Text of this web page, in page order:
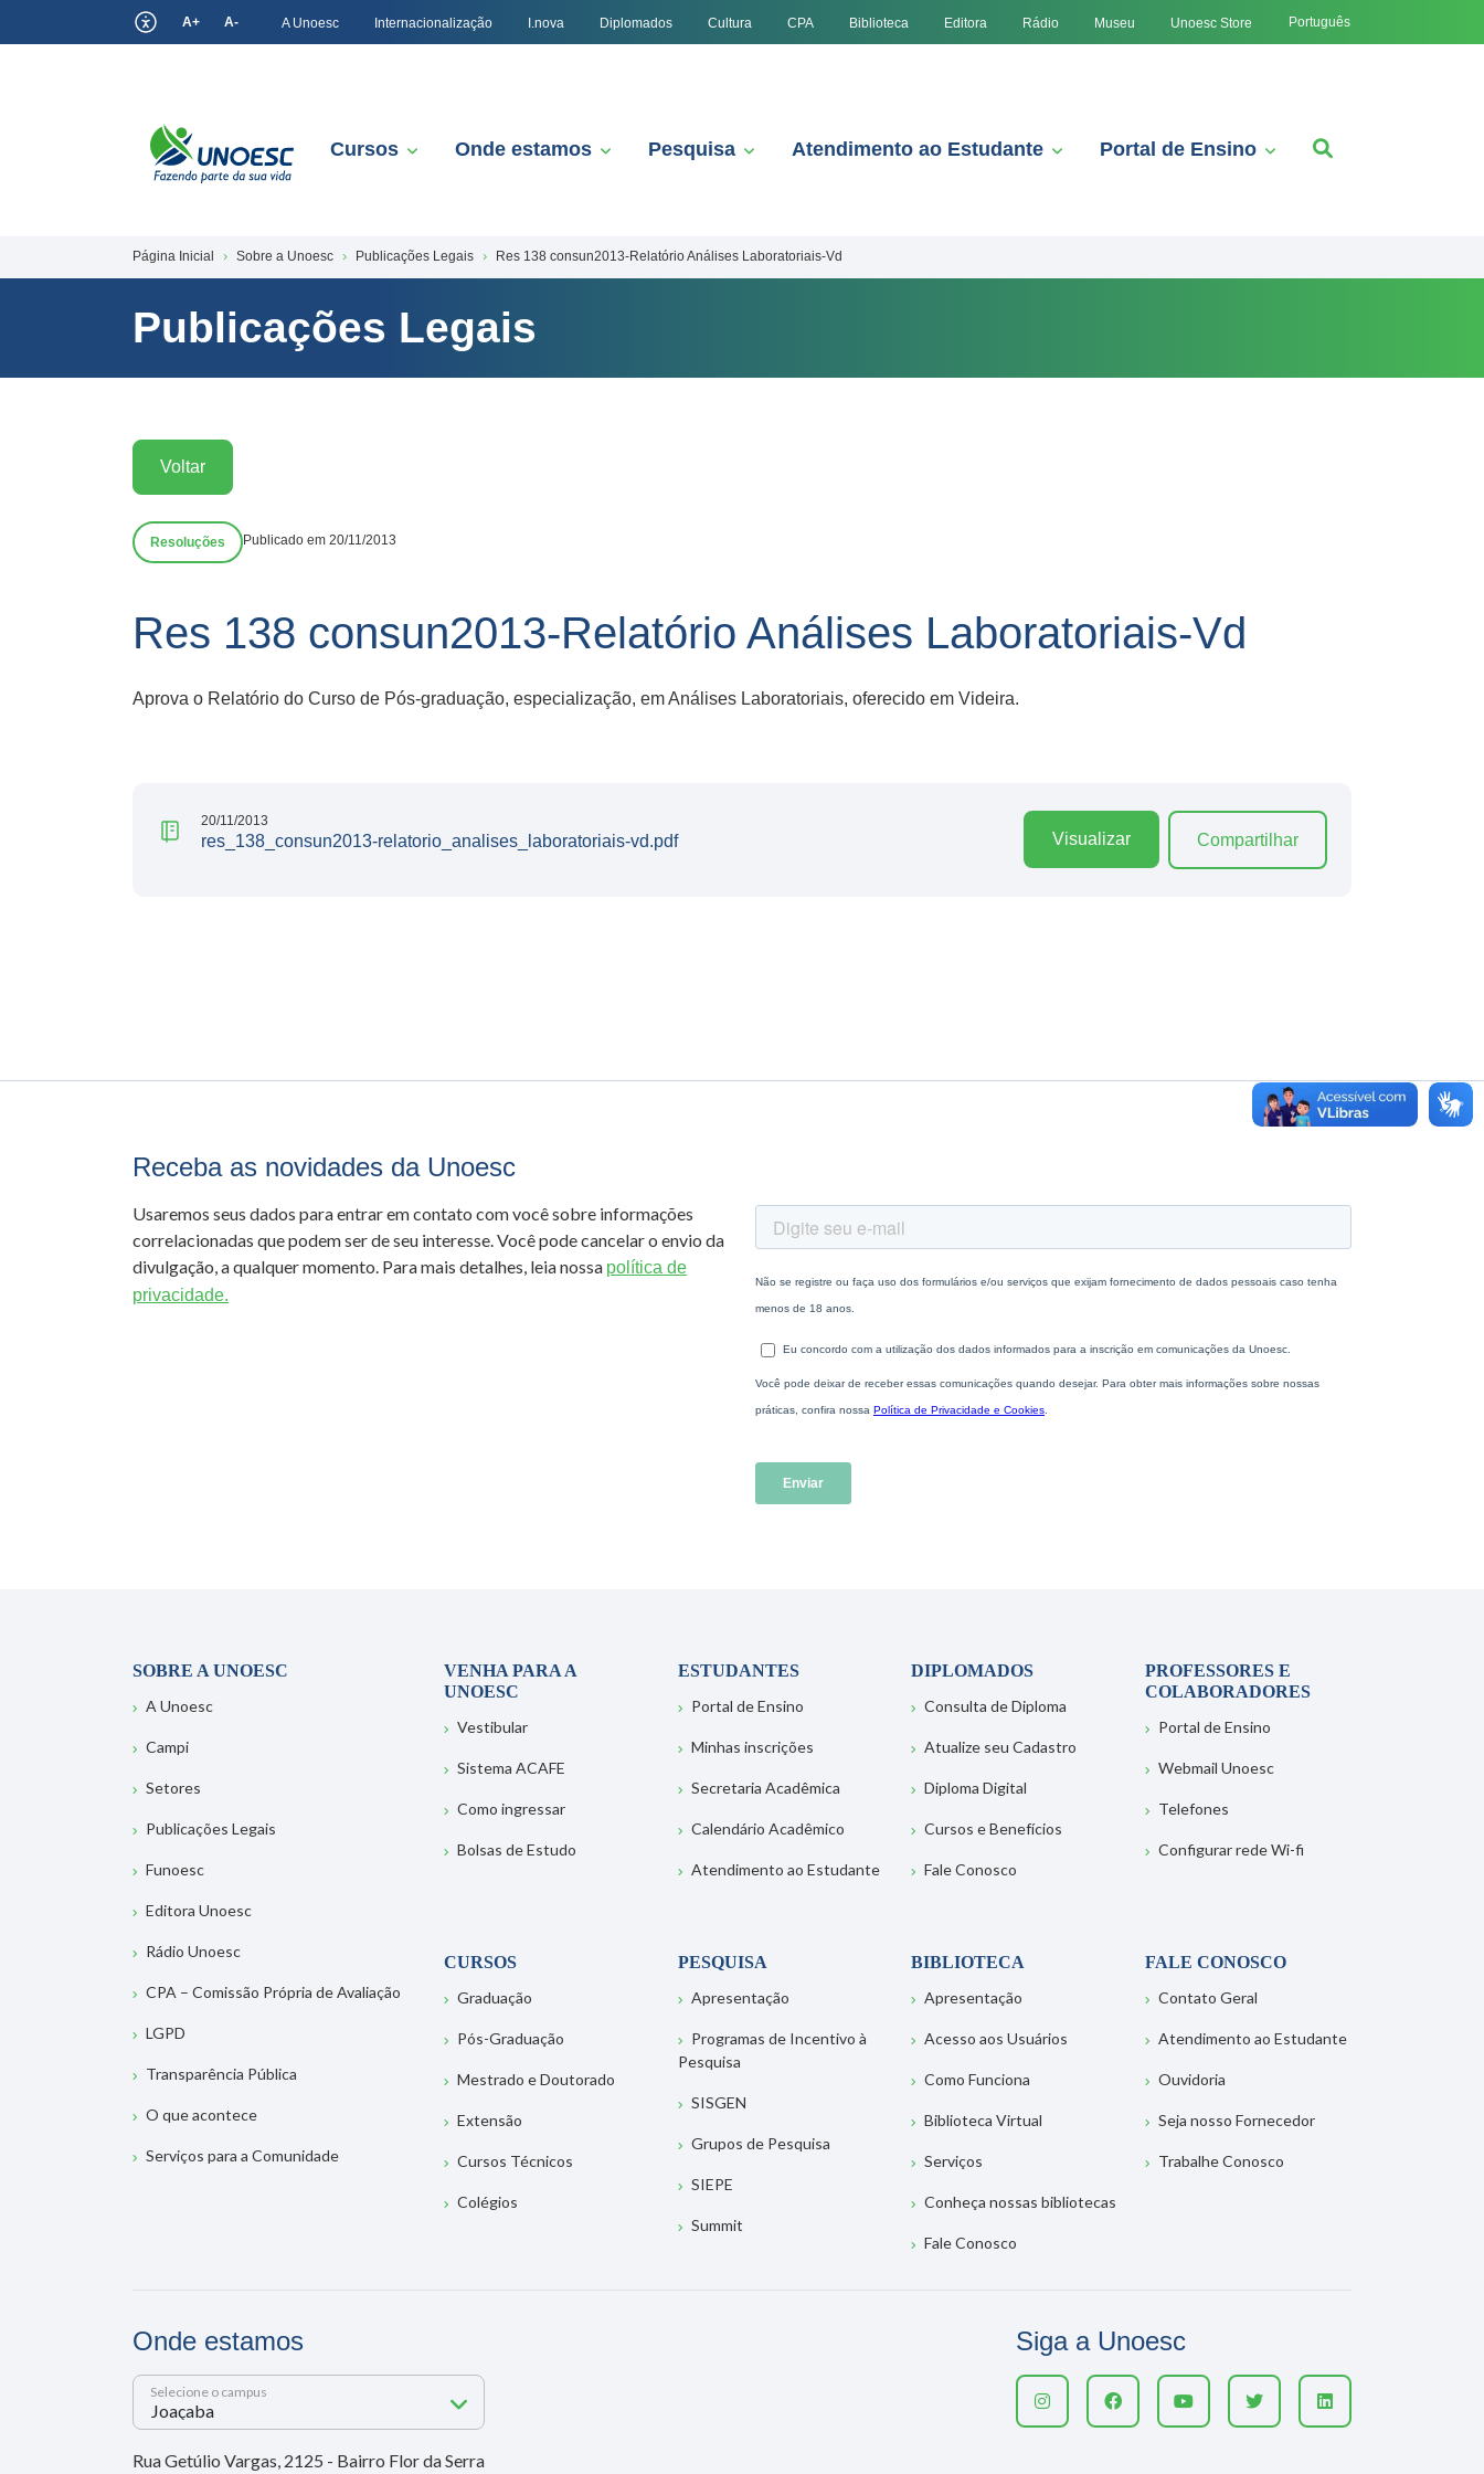
A+ A- A Unoesc Internacionalização I.nova Diplomados Cultura CPA Biblioteca Editora Rádio Museu Unoesc Store Português
Cursos Onde estamos Pesquisa Atendimento ao Estudante Portal de Ensino
Página Inicial Sobre a Unoesc Publicações Legais Res 138 consun2013-Relatório Análises Laboratoriais-Vd
Publicações Legais
Voltar
Resoluções Publicado em 20/11/2013
Res 138 consun2013-Relatório Análises Laboratoriais-Vd
Aprova o Relatório do Curso de Pós-graduação, especialização, em Análises Laboratoriais, oferecido em Videira.
20/11/2013
res_138_consun2013-relatorio_analises_laboratoriais-vd.pdf Visualizar Compartilhar
Receba as novidades da Unoesc
Usaremos seus dados para entrar em contato com você sobre informações
correlacionadas que podem ser de seu interesse. Você pode cancelar o envio da
divulgação, a qualquer momento. Para mais detalhes, leia nossa política de
privacidade.
SOBRE A UNOESC
A Unoesc
Campi
Setores
Publicações Legais
Funoesc
Editora Unoesc
Rádio Unoesc
CPA – Comissão Própria de Avaliação
LGPD
Transparência Pública
O que acontece
Serviços para a Comunidade
VENHA PARA A
UNOESC
Vestibular
Sistema ACAFE
Como ingressar
Bolsas de Estudo
ESTUDANTES
Portal de Ensino
Minhas inscrições
Secretaria Acadêmica
Calendário Acadêmico
Atendimento ao Estudante
DIPLOMADOS
Consulta de Diploma
Atualize seu Cadastro
Diploma Digital
Cursos e Benefícios
Fale Conosco
PROFESSORES E
COLABORADORES
Portal de Ensino
Webmail Unoesc
Telefones
Configurar rede Wi-fi
CURSOS
Graduação
Pós-Graduação
Mestrado e Doutorado
Extensão
Cursos Técnicos
Colégios
PESQUISA
Apresentação
Programas de Incentivo à
Pesquisa
SISGEN
Grupos de Pesquisa
SIEPE
Summit
BIBLIOTECA
Apresentação
Acesso aos Usuários
Como Funciona
Biblioteca Virtual
Serviços
Conheça nossas bibliotecas
Fale Conosco
FALE CONOSCO
Contato Geral
Atendimento ao Estudante
Ouvidoria
Seja nosso Fornecedor
Trabalhe Conosco
Onde estamos
Selecione o campus
Rua Getúlio Vargas, 2125 - Bairro Flor da Serra
Siga a Unoesc